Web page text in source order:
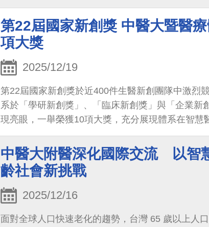
第22屆國家新創獎 中醫大暨醫
項大獎
2025/12/19
第22屆國家新創獎於近400件生醫新創團隊中激烈
系於「學研新創獎」、「臨床新創獎」與「企業新
現亮眼，一舉榮獲10項大獎，充分展現體系在智慧
創轉譯上的深厚實力與持續創新能量。
中醫大附醫深化國際交流 以智
齡社會新挑戰
2025/12/16
面對全球人口快速老化的趨勢，台灣 65 歲以上人